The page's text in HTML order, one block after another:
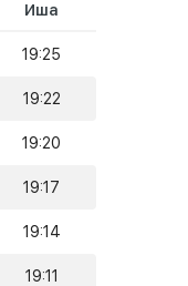
Иша
19:25
19:22
19:20
19:17
19:14
19:11